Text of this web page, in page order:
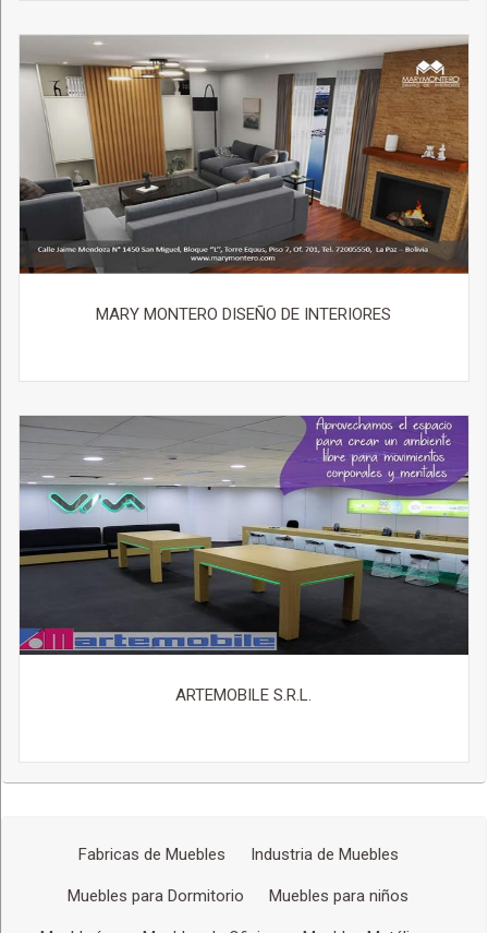
MARY MONTERO DISEÑO DE INTERIORES
ARTEMOBILE S.R.L.
Fabricas de Muebles Industria de Muebles
Muebles para Dormitorio Muebles para niños